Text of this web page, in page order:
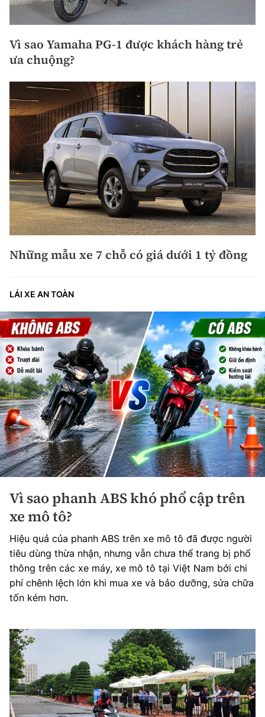
Vì sao Yamaha PG-1 được khách hàng trẻ
ưa chuộng?
Những mẫu xe 7 chỗ có giá dưới 1 tỷ đồng
LÁI XE AN TOÀN
Vì sao phanh ABS khó phổ cập trên
xe mô tô?
Hiệu quả của phanh ABS trên xe mô tô đã được người
tiêu dùng thừa nhận, nhưng vẫn chưa thể trang bị phổ
thông trên các xe máy, xe mô tô tại Việt Nam bởi chi
phí chênh lệch lớn khi mua xe và bảo dưỡng, sửa chữa
tốn kém hơn.